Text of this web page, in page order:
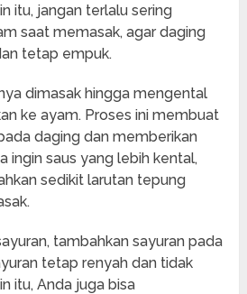
itu, jangan terlalu sering
saat memasak, agar daging
tetap empuk.
dimasak hingga mengental
ke ayam. Proses ini membuat
daging dan memberikan
ingin saus yang lebih kental,
sedikit larutan tepung
tambahkan sayuran pada
tetap renyah dan tidak
itu, Anda juga bisa